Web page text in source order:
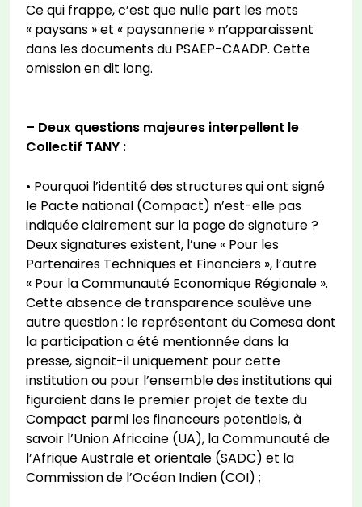
Ce qui frappe, c’est que nulle part les mots
« paysans » et « paysannerie » n’apparaissent
dans les documents du PSAEP-CAADP. Cette
omission en dit long.
– Deux questions majeures interpellent le
Collectif TANY :
• Pourquoi l’identité des structures qui ont signé
le Pacte national (Compact) n’est-elle pas
indiquée clairement sur la page de signature ?
Deux signatures existent, l’une « Pour les
Partenaires Techniques et Financiers », l’autre
« Pour la Communauté Economique Régionale ».
Cette absence de transparence soulève une
autre question : le représentant du Comesa dont
la participation a été mentionnée dans la
presse, signait-il uniquement pour cette
institution ou pour l’ensemble des institutions qui
figuraient dans le premier projet de texte du
Compact parmi les financeurs potentiels, à
savoir l’Union Africaine (UA), la Communauté de
l’Afrique Australe et orientale (SADC) et la
Commission de l’Océan Indien (COI) ;